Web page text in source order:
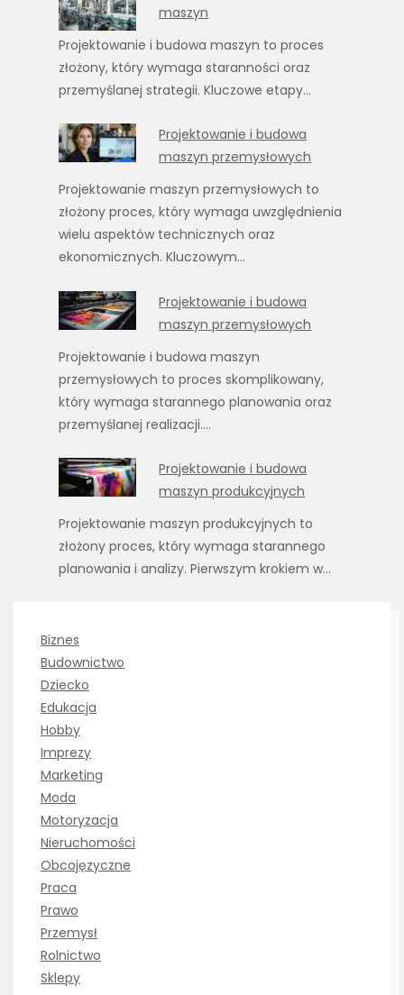
maszyn
Projektowanie i budowa maszyn to proces
złożony, który wymaga staranności oraz
przemyślanej strategii. Kluczowe etapy…
Projektowanie i budowa
maszyn przemysłowych
Projektowanie maszyn przemysłowych to
złożony proces, który wymaga uwzględnienia
wielu aspektów technicznych oraz
ekonomicznych. Kluczowym…
Projektowanie i budowa
maszyn przemysłowych
Projektowanie i budowa maszyn
przemysłowych to proces skomplikowany,
który wymaga starannego planowania oraz
przemyślanej realizacji.…
Projektowanie i budowa
maszyn produkcyjnych
Projektowanie maszyn produkcyjnych to
złożony proces, który wymaga starannego
planowania i analizy. Pierwszym krokiem w…
Biznes
Budownictwo
Dziecko
Edukacja
Hobby
Imprezy
Marketing
Moda
Motoryzacja
Nieruchomości
Obcojęzyczne
Praca
Prawo
Przemysł
Rolnictwo
Sklepy